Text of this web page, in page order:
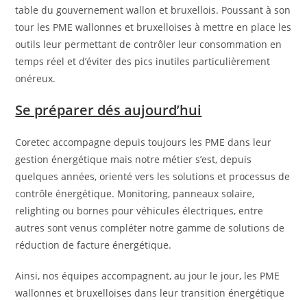
table du gouvernement wallon et bruxellois. Poussant à son
tour les PME wallonnes et bruxelloises à mettre en place les
outils leur permettant de contrôler leur consommation en
temps réel et d’éviter des pics inutiles particulièrement
onéreux.
Se préparer dés aujourd’hui
Coretec accompagne depuis toujours les PME dans leur
gestion énergétique mais notre métier s’est, depuis
quelques années, orienté vers les solutions et processus de
contrôle énergétique. Monitoring, panneaux solaire,
relighting ou bornes pour véhicules électriques, entre
autres sont venus compléter notre gamme de solutions de
réduction de facture énergétique.
Ainsi, nos équipes accompagnent, au jour le jour, les PME
wallonnes et bruxelloises dans leur transition énergétique